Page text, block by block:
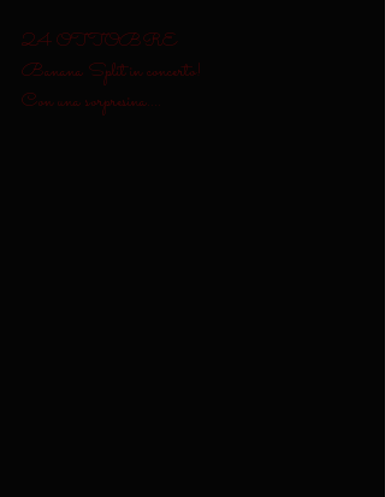
24 OTTOBRE
Banana Split in concerto!
Con una sorpresina....